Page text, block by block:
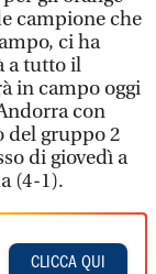
campione che
ci ha
a tutto il
in campo oggi
con
del gruppo 2
di giovedì a
(4-1).
CLICCA QUI